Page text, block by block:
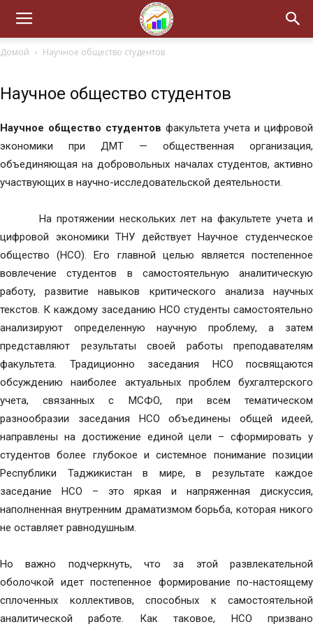
Домой Научное общество студентов
Научное общество студентов
Научное общество студентов факультета учета и цифровой
экономики при ДМТ — общественная организация,
объединяющая на добровольных началах студентов, активно
участвующих в научно-исследовательской деятельности.
На протяжении нескольких лет на факультете учета и
цифровой экономики ТНУ действует Научное студенческое
общество (НСО). Его главной целью является постепенное
вовлечение студентов в самостоятельную аналитическую
работу, развитие навыков критического анализа научных
текстов. К каждому заседанию НСО студенты самостоятельно
анализируют определенную научную проблему, а затем
представляют результаты своей работы преподавателям
факультета. Традиционно заседания НСО посвящаются
обсуждению наиболее актуальных проблем бухгалтерского
учета, связанных с МСФО, при всем тематическом
разнообразии заседания НСО объединены общей идеей,
направлены на достижение единой цели – сформировать у
студентов более глубокое и системное понимание позиции
Республики Таджикистан в мире, в результате каждое
заседание НСО – это яркая и напряженная дискуссия,
наполненная внутренним драматизмом борьба, которая никого
не оставляет равнодушным.
Но важно подчеркнуть, что за этой развлекательной
оболочкой идет постепенное формирование по-настоящему
сплоченных коллективов, способных к самостоятельной
аналитической работе. Как таковое, НСО призвано